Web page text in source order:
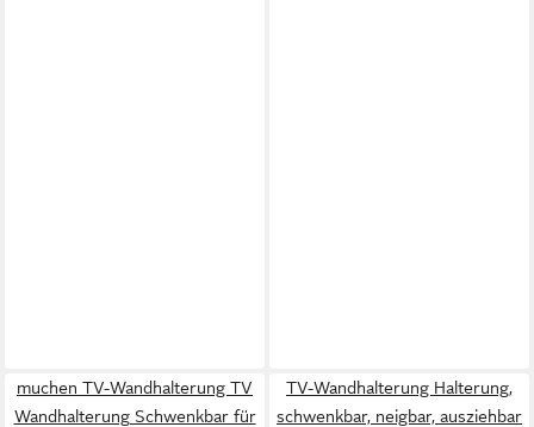
muchen TV-Wandhalterung TV
Wandhalterung Schwenkbar für
TV-Wandhalterung Halterung,
schwenkbar, neigbar, ausziehbar